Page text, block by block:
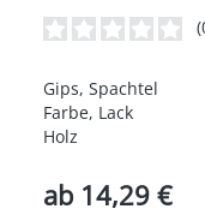
Gips, Spachtel
Farbe, Lack
Holz
ab 14,29 €